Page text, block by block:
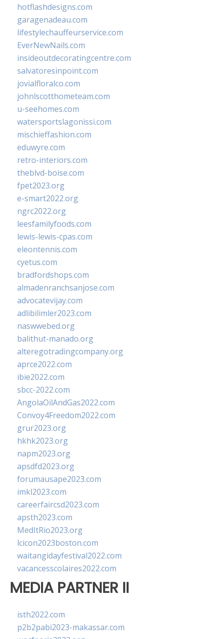
hotflashdesigns.com
garagenadeau.com
lifestylechauffeurservice.com
EverNewNails.com
insideoutdecoratingcentre.com
salvatoresinpoint.com
jovialfloralco.com
johnlscotthometeam.com
u-seehomes.com
watersportslagonissi.com
mischieffashion.com
eduwyre.com
retro-interiors.com
theblvd-boise.com
fpet2023.org
e-smart2022.org
ngrc2022.org
leesfamilyfoods.com
lewis-lewis-cpas.com
eleontennis.com
cyetus.com
bradfordshops.com
almadenranchsanjose.com
advocatevijay.com
adlibilimler2023.com
naswwebed.org
balithut-manado.org
alteregotradingcompany.org
aprce2022.com
ibie2022.com
sbcc-2022.com
AngolaOilAndGas2022.com
Convoy4Freedom2022.com
grur2023.org
hkhk2023.org
napm2023.org
apsdfd2023.org
forumausape2023.com
imkl2023.com
careerfaircsd2023.com
apsth2023.com
MedItRio2023.org
lcicon2023boston.com
waitangidayfestival2022.com
vacancesscolaires2022.com
MEDIA PARTNER II
isth2022.com
p2b2pabi2023-makassar.com